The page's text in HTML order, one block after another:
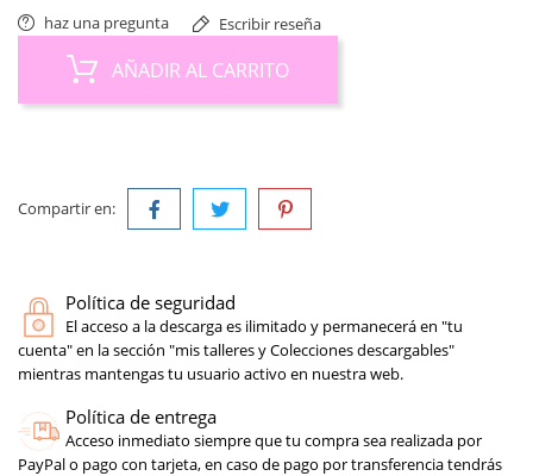
haz una pregunta Escribir reseña
AÑADIR AL CARRITO
Compartir en:
Política de seguridad
El acceso a la descarga es ilimitado y permanecerá en "tu
cuenta" en la sección "mis talleres y Colecciones descargables"
mientras mantengas tu usuario activo en nuestra web.
Política de entrega
Acceso inmediato siempre que tu compra sea realizada por
PayPal o pago con tarjeta, en caso de pago por transferencia tendrás